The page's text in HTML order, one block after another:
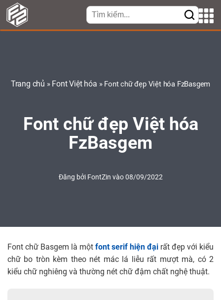
Trang chủ » Font Việt hóa » Font chữ đẹp Việt hóa FzBasgem
Font chữ đẹp Việt hóa
FzBasgem
Đăng bởi FontZin vào 08/09/2022
Font chữ Basgem là một font serif hiện đại rất đẹp với kiểu
chữ bo tròn kèm theo nét mác lá liễu rất mượt mà, có 2
kiểu chữ nghiêng và thường nét chữ đậm chất nghệ thuật.